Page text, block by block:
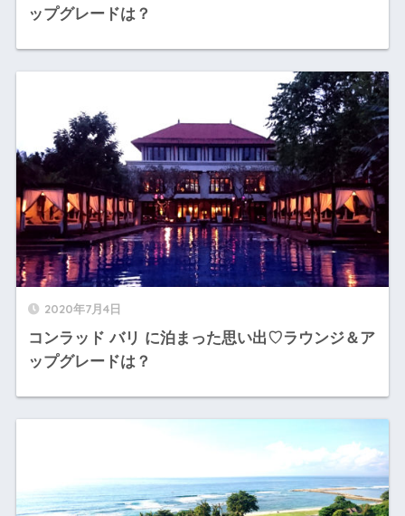
ップグレードは？
2020年7月4日
コンラッド バリ に泊まった思い出♡ラウンジ＆ア
ップグレードは？